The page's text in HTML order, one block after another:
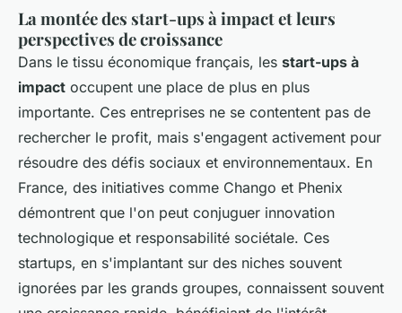
La montée des start-ups à impact et leurs
perspectives de croissance
Dans le tissu économique français, les start-ups à
impact occupent une place de plus en plus
importante. Ces entreprises ne se contentent pas de
rechercher le profit, mais s'engagent activement pour
résoudre des défis sociaux et environnementaux. En
France, des initiatives comme Chango et Phenix
démontrent que l'on peut conjuguer innovation
technologique et responsabilité sociétale. Ces
startups, en s'implantant sur des niches souvent
ignorées par les grands groupes, connaissent souvent